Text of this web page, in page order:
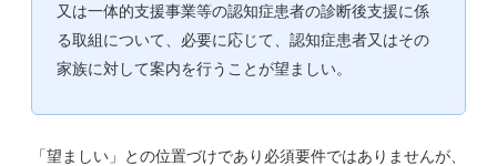
又は一体的支援事業等の認知症患者の診断後支援に係
る取組について、必要に応じて、認知症患者又はその
家族に対して案内を行うことが望ましい。
「望ましい」との位置づけであり必須要件ではありませんが、